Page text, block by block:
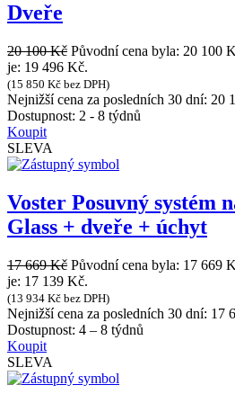
Dveře
20 100Kč Původní cena byla: 20 100
je: 19 496 Kč.
(15 850 Kč bez DPH)
Nejnižší cena za posledních 30 dní: 20
Dostupnost: 2 - 8 týdnů
Koupit
SLEVA
Voster Posuvný systém
Glass + dveře + úchyt
17 669Kč Původní cena byla: 17 669
je: 17 139 Kč.
(13 934 Kč bez DPH)
Nejnižší cena za posledních 30 dní: 17
Dostupnost: 4 – 8 týdnů
Koupit
SLEVA